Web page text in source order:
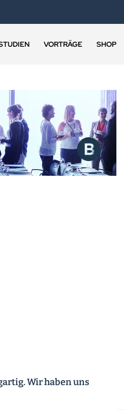
VORTRÄGE SHOP
Wir haben uns